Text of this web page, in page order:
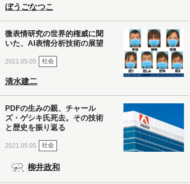
ぼうごなつこ
微表情研究の世界的権威に聞
いた、AI表情分析技術の展望
2021.05.05 社会
清水建二
PDFの生みの親、チャール
ズ・ゲシキ氏死去。その技術
と歴史を振り返る
2021.05.05 社会
柳井政和